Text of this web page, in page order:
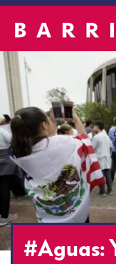
#Aguas: